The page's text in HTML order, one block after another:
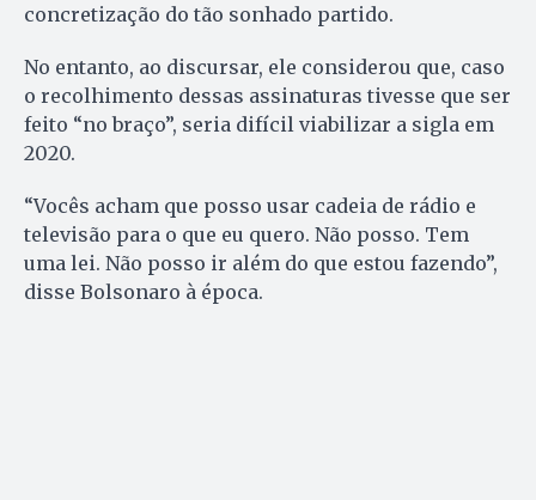
concretização do tão sonhado partido.
No entanto, ao discursar, ele considerou que, caso
o recolhimento dessas assinaturas tivesse que ser
feito “no braço”, seria difícil viabilizar a sigla em
2020.
“Vocês acham que posso usar cadeia de rádio e
televisão para o que eu quero. Não posso. Tem
uma lei. Não posso ir além do que estou fazendo”,
disse Bolsonaro à época.